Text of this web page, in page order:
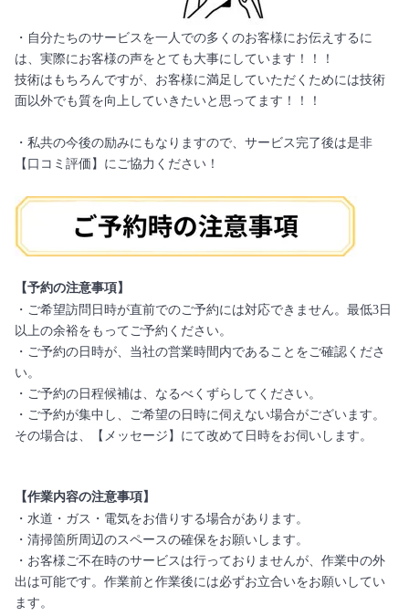
・自分たちのサービスを一人での多くのお客様にお伝えするに
は、実際にお客様の声をとても大事にしています！！！
技術はもちろんですが、お客様に満足していただくためには技術
面以外でも質を向上していきたいと思ってます！！！
・私共の今後の励みにもなりますので、サービス完了後は是非
【口コミ評価】にご協力ください！
【予約の注意事項】
・ご希望訪問日時が直前でのご予約には対応できません。最低3日
以上の余裕をもってご予約ください。
・ご予約の日時が、当社の営業時間内であることをご確認くださ
い。
・ご予約の日程候補は、なるべくずらしてください。
・ご予約が集中し、ご希望の日時に伺えない場合がございます。
その場合は、【メッセージ】にて改めて日時をお伺いします。
【作業内容の注意事項】
・水道・ガス・電気をお借りする場合があります。
・清掃箇所周辺のスペースの確保をお願いします。
・お客様ご不在時のサービスは行っておりませんが、作業中の外
出は可能です。作業前と作業後には必ずお立合いをお願いしてい
ます。